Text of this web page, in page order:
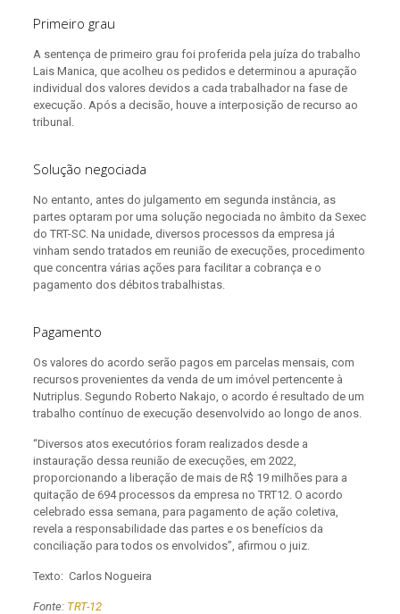
Primeiro grau
A sentença de primeiro grau foi proferida pela juíza do trabalho
Lais Manica, que acolheu os pedidos e determinou a apuração
individual dos valores devidos a cada trabalhador na fase de
execução. Após a decisão, houve a interposição de recurso ao
tribunal.
Solução negociada
No entanto, antes do julgamento em segunda instância, as
partes optaram por uma solução negociada no âmbito da Sexec
do TRT-SC. Na unidade, diversos processos da empresa já
vinham sendo tratados em reunião de execuções, procedimento
que concentra várias ações para facilitar a cobrança e o
pagamento dos débitos trabalhistas.
Pagamento
Os valores do acordo serão pagos em parcelas mensais, com
recursos provenientes da venda de um imóvel pertencente à
Nutriplus. Segundo Roberto Nakajo, o acordo é resultado de um
trabalho contínuo de execução desenvolvido ao longo de anos.
“Diversos atos executórios foram realizados desde a
instauração dessa reunião de execuções, em 2022,
proporcionando a liberação de mais de R$ 19 milhões para a
quitação de 694 processos da empresa no TRT12. O acordo
celebrado essa semana, para pagamento de ação coletiva,
revela a responsabilidade das partes e os benefícios da
conciliação para todos os envolvidos”, afirmou o juiz.
Texto: Carlos Nogueira
Fonte: TRT-12